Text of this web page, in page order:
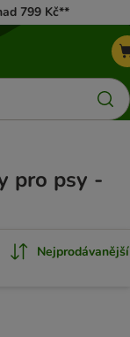
799 Kč**
pro psy -
Nejprodávanější